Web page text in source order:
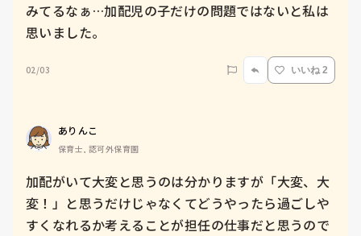
みてるなぁ…加配児の子だけの問題ではないと私は
思いました。
02/03 いいね 2
ありんこ
保育士, 認可外保育園
加配がいて大変と思うのは分かりますが「大変、大
変！」と思うだけじゃなくてどうやったら過ごしや
すくなれるか考えることが担任の仕事だと思うので